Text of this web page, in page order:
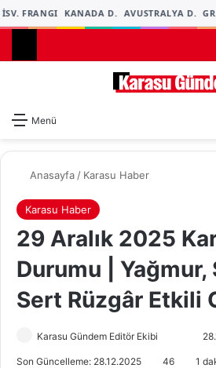
FRANGI KANADA D. AVUSTRALYA D.
Menü
Anasayfa / Karasu Haber
Karasu Haber
29 Aralık 2025
Durumu | Yağmur,
Sert Rüzgâr Etkili
Karasu Gündem Editör Ekibi
Son Güncelleme: 28.12.2025 46 1